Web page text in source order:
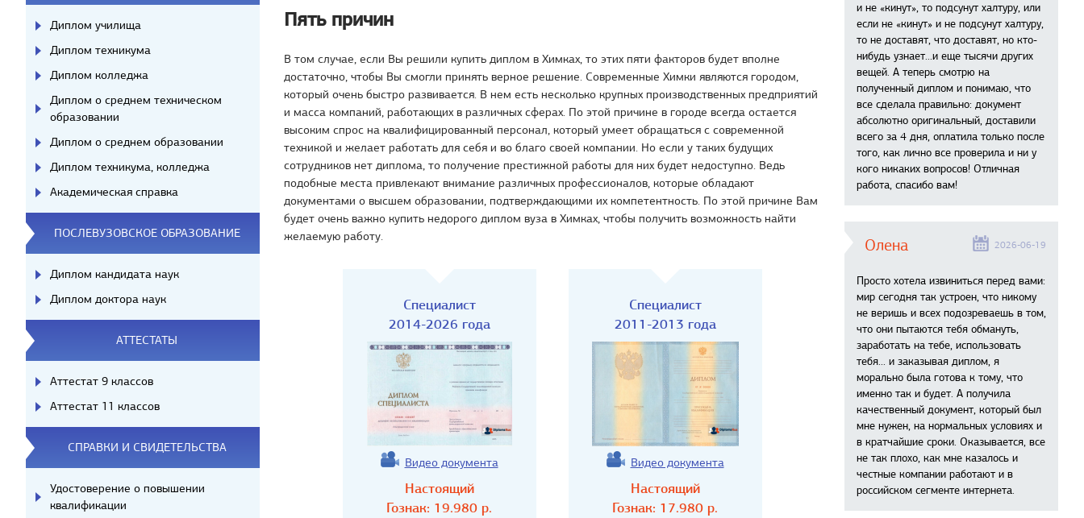
Пять причин
В том случае, если Вы решили купить диплом в Химках, то этих пяти факторов будет вполне
достаточно, чтобы Вы смогли принять верное решение. Современные Химки являются городом,
который очень быстро развивается. В нем есть несколько крупных производственных предприятий
и масса компаний, работающих в различных сферах. По этой причине в городе всегда остается
высоким спрос на квалифицированный персонал, который умеет обращаться с современной
техникой и желает работать для себя и во благо своей компании. Но если у таких будущих
сотрудников нет диплома, то получение престижной работы для них будет недоступно. Ведь
подобные места привлекают внимание различных профессионалов, которые обладают
документами о высшем образовании, подтверждающими их компетентность. По этой причине Вам
будет очень важно купить недорого диплом вуза в Химках, чтобы получить возможность найти
желаемую работу.
Специалист
2014-2026 года
Видео документа
Настоящий
Гознак: 19.980 р.
Специалист
2011-2013 года
Видео документа
Настоящий
Гознак: 17.980 р.
Диплом училища
Диплом техникума
Диплом колледжа
Диплом о среднем техническом
образовании
Диплом о среднем образовании
Диплом техникума, колледжа
Академическая справка
ПОСЛЕВУЗОВСКОЕ ОБРАЗОВАНИЕ
Диплом кандидата наук
Диплом доктора наук
АТТЕСТАТЫ
Аттестат 9 классов
Аттестат 11 классов
СПРАВКИ И СВИДЕТЕЛЬСТВА
Удостоверение о повышении
квалификации
и не «кинут», то подсунут халтуру, или
если не «кинут» и не подсунут халтуру,
то не доставят, что доставят, но кто-
нибудь узнает...и еще тысячи других
вещей. А теперь смотрю на
полученный диплом и понимаю, что
все сделала правильно: документ
абсолютно оригинальный, доставили
всего за 4 дня, оплатила только после
того, как лично все проверила и ни у
кого никаких вопросов! Отличная
работа, спасибо вам!
Олена 2026-06-19
Просто хотела извиниться перед вами:
мир сегодня так устроен, что никому
не веришь и всех подозреваешь в том,
что они пытаются тебя обмануть,
заработать на тебе, использовать
тебя... и заказывая диплом, я
морально была готова к тому, что
именно так и будет. А получила
качественный документ, который был
мне нужен, на нормальных условиях и
в кратчайшие сроки. Оказывается, все
не так плохо, как мне казалось и
честные компании работают и в
российском сегменте интернета.